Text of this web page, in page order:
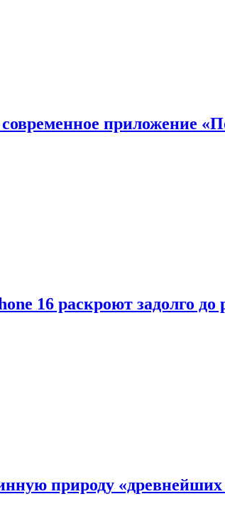
приложение
16 раскроют задолго до
природу «древнейших